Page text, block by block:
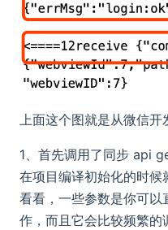
上面这个图就是从微信
1、首先调用了同步 api
在项目编译初始化的时
看看，一些参数是你可
作，而且它会比较频繁